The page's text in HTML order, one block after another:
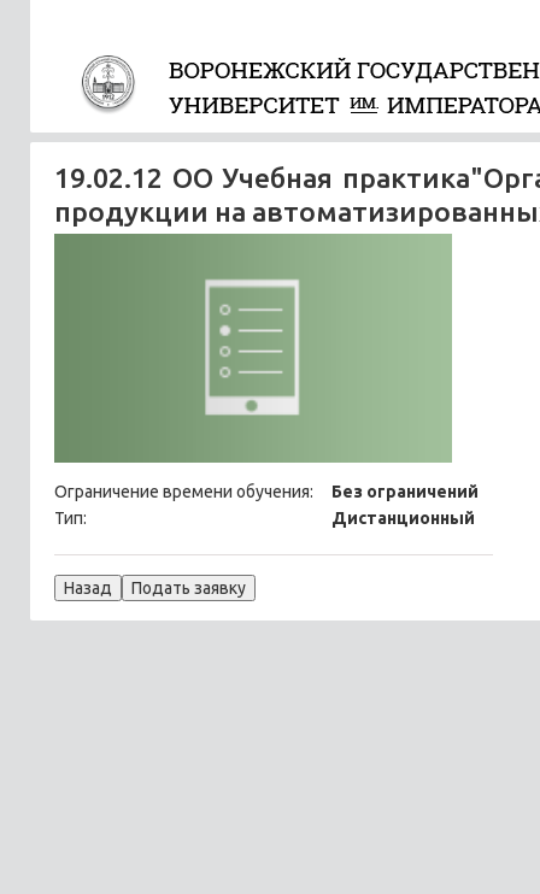
19.02.12 ОО Учебная
продукции на
Ограничение времени обучения:
Без ограничений
Тип:
Дистанционный